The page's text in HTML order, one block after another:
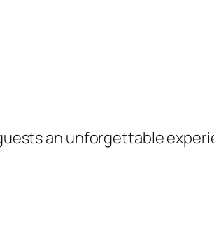
an unforgettable